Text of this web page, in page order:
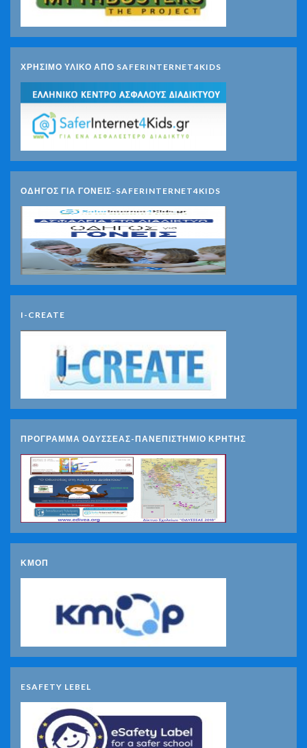
ΧΡΗΣΙΜΟ ΥΛΙΚΟ ΑΠΟ SAFERINTERNET4KIDS
ΟΔΗΓΟΣ ΓΙΑ ΓΟΝΕΙΣ-SAFERINTERNET4KIDS
I-CREATE
ΠΡΟΓΡΑΜΜΑ ΟΔΥΣΣΕΑΣ-ΠΑΝΕΠΙΣΤΗΜΙΟ ΚΡΗΤΗΣ
ΚΜΟΠ
ESAFETY LEBEL